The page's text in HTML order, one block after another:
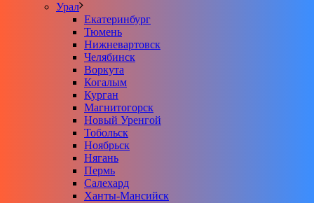
Урал
Екатеринбург
Тюмень
Нижневартовск
Челябинск
Воркута
Когалым
Курган
Магнитогорск
Новый Уренгой
Тобольск
Ноябрьск
Нягань
Пермь
Салехард
Ханты-Мансийск